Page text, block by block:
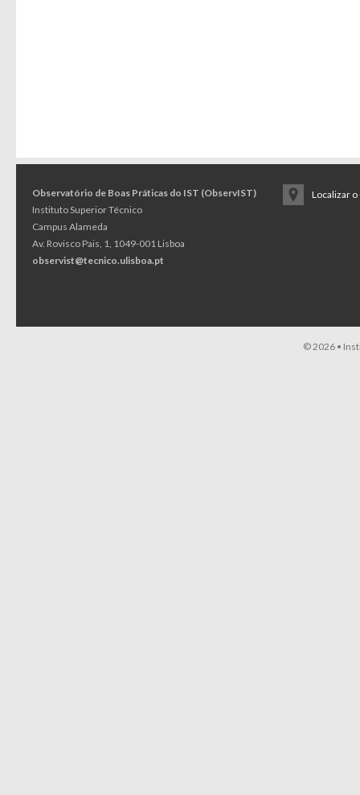
Observatório de Boas Práticas do IST (ObservIST)
Instituto Superior Técnico
Campus Alameda
Av. Rovisco Pais, 1, 1049-001 Lisboa
observist@tecnico.ulisboa.pt
Localizar o
© 2026 •